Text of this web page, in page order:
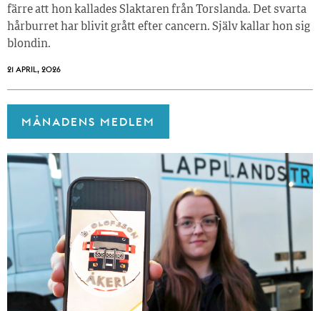
färre att hon kallades Slaktaren från Torslanda. Det svarta
hårburret har blivit grått efter cancern. Själv kallar hon sig
blondin.
21 APRIL, 2026
MÅNADENS MEDLEM